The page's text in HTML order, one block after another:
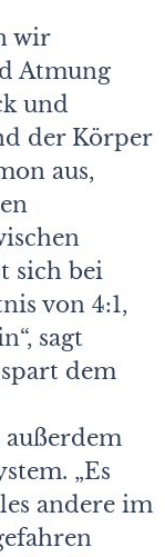
wir
Atmung
und
der Körper
aus,
sich bei
von 4:1,
sagt
dem
außerdem
„Es
andere im